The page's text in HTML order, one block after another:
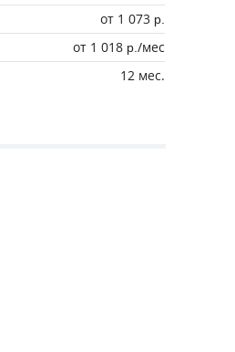
от 1 073 р.
от 1 018 р./мес
12 мес.